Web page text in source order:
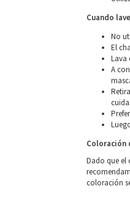
Cuando
No
El
Lava
A
Coloración
Dado que el
coloración